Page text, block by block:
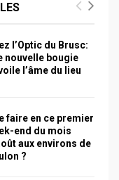
l’Optic du Brusc:
nouvelle bougie
l’âme du lieu
faire en ce premier
end du mois
aux environs de
?